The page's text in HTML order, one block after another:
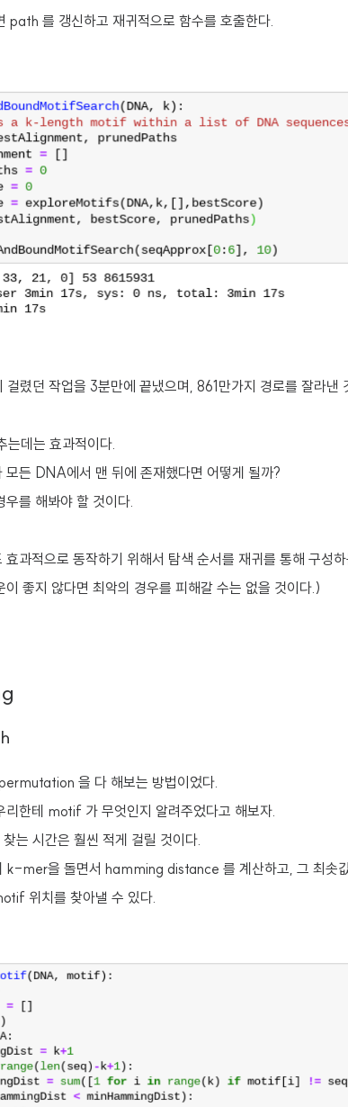
path 를 갱신하고 재귀적으로 함수를 호출한다.
렸던 작업을 3분만에 끝냈으며, 861만가지 경로를 잘라낸
는데는 효과적이다.
든 DNA에서 맨 뒤에 존재했다면 어떻게 될까?
를 해봐야 할 것이다.
과적으로 동작하기 위해서 탐색 순서를 재귀를 통해 구성
좋지 않다면 최악의 경우를 피해갈 수는 없을 것이다.)
을 다 해보는 방법이었다.
리한테 motif 가 무엇인지 알려주었다고 해보자.
는 시간은 훨씬 적게 걸릴 것이다.
mer을 돌면서 hamming distance 를 계산하고, 그 최솟
위치를 찾아낼 수 있다.